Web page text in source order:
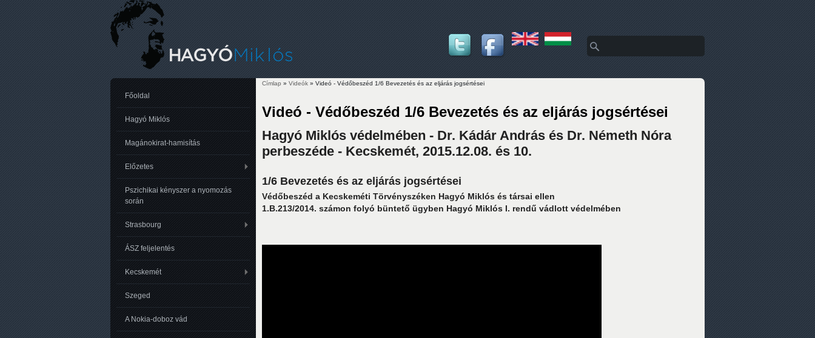
Keresés űrlap
Keresés
Címlap » Videók » Videó - Védőbeszéd 1/6 Bevezetés és az eljárás jogsértései
Videó - Védőbeszéd 1/6 Bevezetés és az eljárás jogsértései
Hagyó Miklós védelmében - Dr. Kádár András és Dr. Németh Nóra
perbeszéde - Kecskemét, 2015.12.08. és 10.
1/6 Bevezetés és az eljárás jogsértései
Védőbeszéd a Kecskeméti Törvényszéken Hagyó Miklós és társai ellen
1.B.213/2014. számon folyó büntető ügyben Hagyó Miklós I. rendű vádlott védelmében
Főoldal
Hagyó Miklós
Magánokirat-hamisítás
Előzetes
Pszichikai kényszer a nyomozás
során
Strasbourg
ÁSZ feljelentés
Kecskemét
Szeged
A Nokia-doboz vád